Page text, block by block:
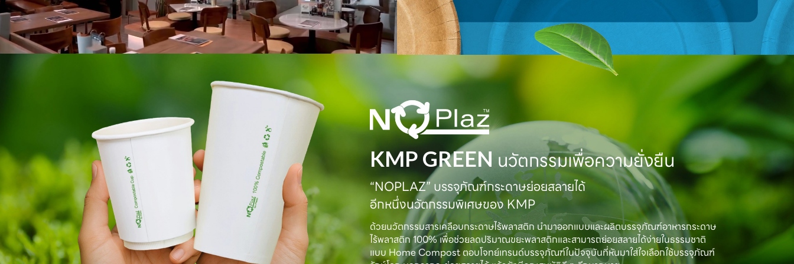
KMP GREENนวัตกรรมเพื่อความยั่งยืน
“NOPLAZ” บรรจุภัณฑ์กระดาษย่อยสลายได้
อีกหนึ่งนวัตกรรมพิเศษของ KMP
ด้วยนวัตกรรมสารเคลือบกระดาษไร้พลาสติก นำมาออกแบบและผลิตบรรจุภัณฑ์อาหารกระดาษ
ไร้พลาสติก 100% เพื่อช่วยลดปริมาณขยะพลาสติกและสามารถย่อยสลายได้ง่ายในธรรมชาติ
แบบ Home Compost ตอบโจทย์เทรนด์บรรจุภัณฑ์ในปัจจุบันที่หันมาใส่ใจเลือกใช้บรรจุภัณฑ์